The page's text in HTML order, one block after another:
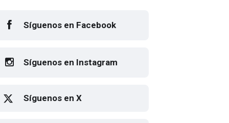
Síguenos en Facebook
Síguenos en Instagram
Síguenos en X